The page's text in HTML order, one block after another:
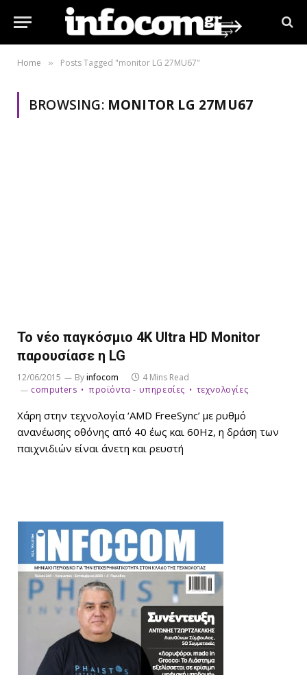
Home » Posts Tagged "monitor LG 27MU67"
BROWSING: MONITOR LG 27MU67
Το νέο παγκόσμιο 4K Ultra HD Monitor
παρουσίασε η LG
12/06/2015 Byinfocom
4 Mins Read
computers
προϊόντα - υπηρεσίες τεχνολογίες
Χάρη στην τεχνολογία ‘AMD FreeSync’ με ρυθμό
ανανέωσης οθόνης από 40 έως και 60Hz, η δράση των
παιχνιδιών είναι άνετη και ρευστή